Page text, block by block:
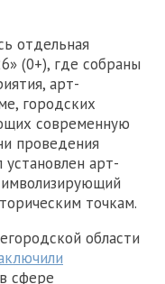
отдельная
(0+), где собраны
арт-
городских
современную
проведения
арт-
точкам.
области
сфере